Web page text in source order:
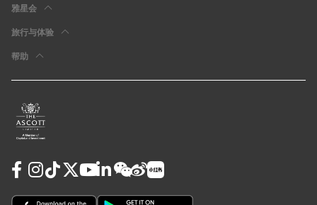
雅星会
旅行与体验
帮助